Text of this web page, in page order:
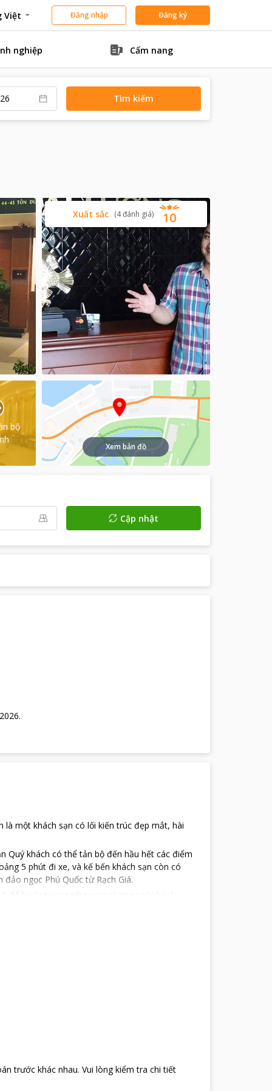
Việt Đăng nhập Đăng ký
nghiệp Cẩm nang
Tìm kiếm
10
Xuất sắc (4đánh giá)
bộ
Xem bản đồ
Cập nhật
.
một khách sạn có lối kiến trúc đẹp mắt, hài
Quý khách có thể tản bộ đến hầu hết các điểm
5 phút đi xe, và kế bến khách sạn còn có
ngọc Phú Quốc từ Rạch Giá.
để lại ấn tượng tốt trong những ngày lưu lại
trước khác nhau. Vui lòng kiểm tra chi tiết